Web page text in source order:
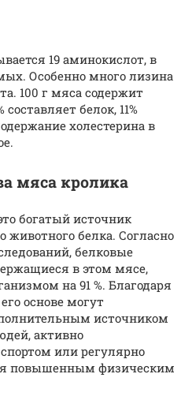
19 аминокислот, в
Особенно много лизина
100 г мяса содержит
белок, 11%
холестерина в
мяса кролика
богатый источник
животного белка. Согласно
белковые
в этом мясе,
на 91 %. Благодаря
основе могут
источником
активно
или регулярно
повышенным физическим